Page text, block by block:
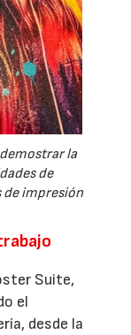
la
de
de impresión
Suite,
el
desde la